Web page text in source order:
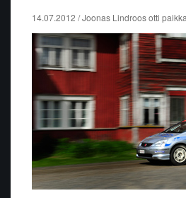
14.07.2012 / Joonas Lindroos otti